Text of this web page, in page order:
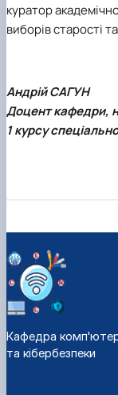
куратор
виборів старості
АндрійСАГУН
Доцент кафедри,
1 курсу
Кафедра
та кібербезпеки